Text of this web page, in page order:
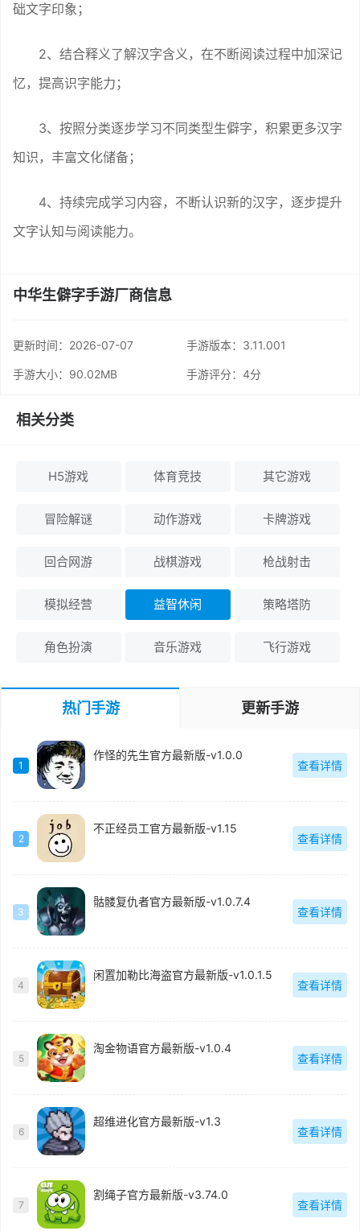
础文字印象；
2、结合释义了解汉字含义，在不断阅读过程中加深记
忆，提高识字能力；
3、按照分类逐步学习不同类型生僻字，积累更多汉字
知识，丰富文化储备；
4、持续完成学习内容，不断认识新的汉字，逐步提升
文字认知与阅读能力。
中华生僻字手游厂商信息
更新时间： 2026-07-07 手游版本：3.11.001
手游大小：90.02MB 手游评分： 4分
相关分类
H5游戏 体育竞技 其它游戏
冒险解谜 动作游戏 卡牌游戏
回合网游 战棋游戏 枪战射击
模拟经营 益智休闲 策略塔防
角色扮演 音乐游戏 飞行游戏
热门手游 更新手游
1
作怪的先生官方最新版-v1.0.0
查看详情
2
不正经员工官方最新版-v1.15
查看详情
3
骷髅复仇者官方最新版-v1.0.7.4
查看详情
4
闲置加勒比海盗官方最新版-v1.0.1.5
查看详情
5
淘金物语官方最新版-v1.0.4
查看详情
6
超维进化官方最新版-v1.3
查看详情
7
割绳子官方最新版-v3.74.0
查看详情